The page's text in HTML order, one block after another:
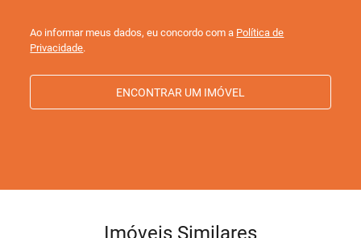
Ao informar meus dados, eu concordo com a Política de
Privacidade.
ENCONTRAR UM IMÓVEL
Imóveis Similares